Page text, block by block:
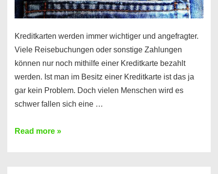
Kreditkarten werden immer wichtiger und angefragter.
Viele Reisebuchungen oder sonstige Zahlungen
können nur noch mithilfe einer Kreditkarte bezahlt
werden. Ist man im Besitz einer Kreditkarte ist das ja
gar kein Problem. Doch vielen Menschen wird es
schwer fallen sich eine …
Kreditkarte
Read more »